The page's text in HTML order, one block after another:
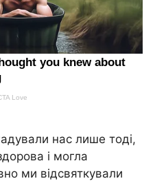
нас лише тоді,
і могла
ми відсвяткували